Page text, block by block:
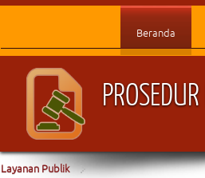
Beranda
Layanan Publik